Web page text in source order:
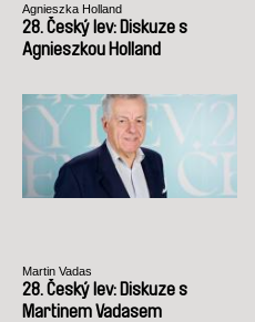
Agnieszka Holland
28. Český lev: Diskuze s
Agnieszkou Holland
Martin Vadas
28. Český lev: Diskuze s
Martinem Vadasem